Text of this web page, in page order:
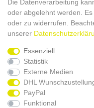
Die Datenverarbeitung
oder abgelehnt werden.
oder zu widerrufen.
unserer
Essenziell
Statistik
Externe Medien
DHL
PayPal
Funktional